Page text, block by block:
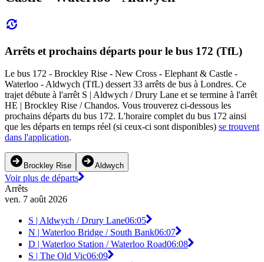
Arrêts et prochains départs pour le bus 172 (TfL)
Le bus 172 - Brockley Rise - New Cross - Elephant & Castle -
Waterloo - Aldwych (TfL) dessert 33 arrêts de bus à Londres. Ce
trajet débute à l'arrêt S | Aldwych / Drury Lane et se termine à l'arrêt
HE | Brockley Rise / Chandos. Vous trouverez ci-dessous les
prochains départs du bus 172. L'horaire complet du bus 172 ainsi
que les départs en temps réel (si ceux-ci sont disponibles) se trouvent
dans l'application.
Brockley Rise Aldwych
Voir plus de départs
Arrêts
ven. 7 août 2026
S | Aldwych / Drury Lane06:05
N | Waterloo Bridge / South Bank06:07
D | Waterloo Station / Waterloo Road06:08
S | The Old Vic06:09